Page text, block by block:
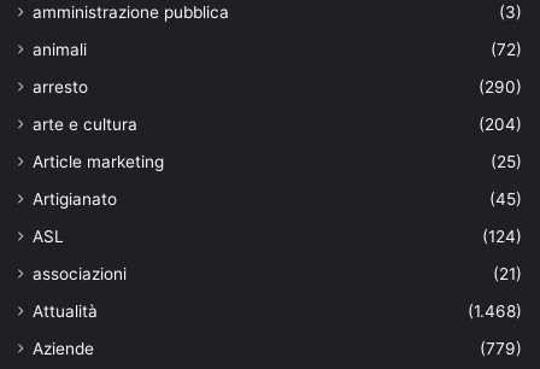
amministrazione pubblica
(3)
animali
(72)
arresto
(290)
arte e cultura
(204)
Article marketing
(25)
Artigianato
(45)
ASL
(124)
associazioni
(21)
Attualità
(1.468)
Aziende
(779)